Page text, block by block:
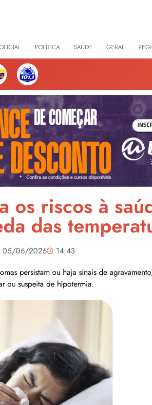
POLÍTICA SAÚDE GERAL
os riscos à
das
05/06/2026
14:43
persistam ou haja sinais de
ou suspeita de hipotermia.